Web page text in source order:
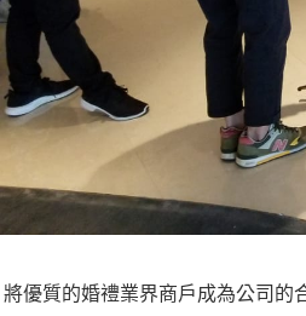
將優質的婚禮業界商戶成為公司的